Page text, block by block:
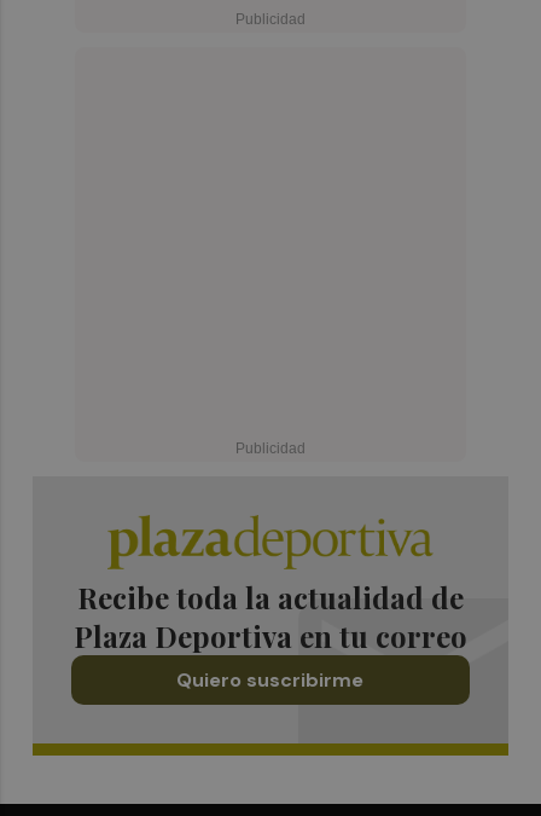
Recibe toda la actualidad de
Plaza Deportiva en tu correo
Quiero suscribirme